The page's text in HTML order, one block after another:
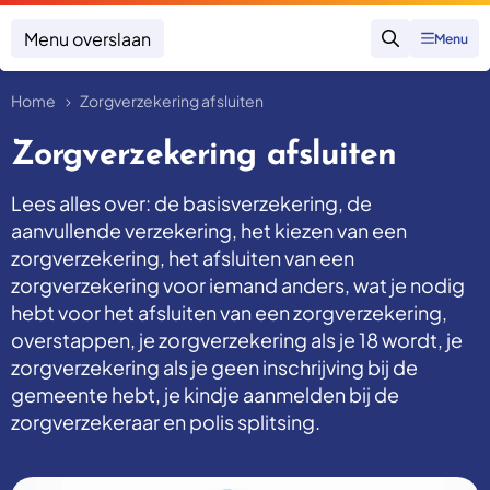
Menu overslaan
Zoeken
Menu
Klacht indienen
Onderwerpen
Zorgverzekering afsluiten
Zorgverzekering betalen
Vergoeding van zorg
Zorg in het buitenland
Nieuw in Nederland
Geen zorgverzekering
Focus en impact
Uitspraken
Trainingen
Over SKGZ
Nieuws
Casussen
Home Zorgverzekering afsluiten
Zorgverzekering afsluiten
Lees alles over: de basisverzekering, de
aanvullende verzekering, het kiezen van een
zorgverzekering, het afsluiten van een
zorgverzekering voor iemand anders, wat je nodig
hebt voor het afsluiten van een zorgverzekering,
overstappen, je zorgverzekering als je 18 wordt, je
zorgverzekering als je geen inschrijving bij de
gemeente hebt, je kindje aanmelden bij de
zorgverzekeraar en polis splitsing.